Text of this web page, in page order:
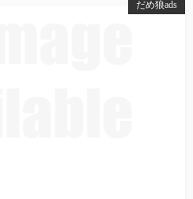
だめ狼ads